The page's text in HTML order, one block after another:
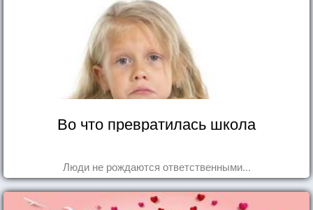
Во что превратилась школа
Люди не рождаются ответственными...